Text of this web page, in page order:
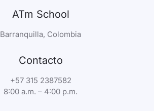
ATm School
Barranquilla, Colombia
Contacto
+57 315 2387582
8:00 a.m. – 4:00 p.m.